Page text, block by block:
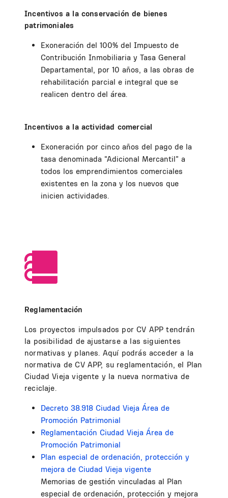
Incentivos a la conservación de bienes
patrimoniales
Exoneración del 100% del Impuesto de
Contribución Inmobiliaria y Tasa General
Departamental, por 10 años, a las obras de
rehabilitación parcial e integral que se
realicen dentro del área.
Incentivos a la actividad comercial
Exoneración por cinco años del pago de la
tasa denominada “Adicional Mercantil” a
todos los emprendimientos comerciales
existentes en la zona y los nuevos que
inicien actividades.
Reglamentación
Los proyectos impulsados por CV APP tendrán
la posibilidad de ajustarse a las siguientes
normativas y planes. Aquí podrás acceder a la
normativa de CV APP, su reglamentación, el Plan
Ciudad Vieja vigente y la nueva normativa de
reciclaje.
Decreto 38.918 Ciudad Vieja Área de
Promoción Patrimonial
Reglamentación Ciudad Vieja Área de
Promoción Patrimonial
Plan especial de ordenación, protección y
mejora de Ciudad Vieja vigente
Memorias de gestión vinculadas al Plan
especial de ordenación, protección y mejora